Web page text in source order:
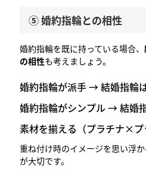
⑤ 婚約指輪との相性
婚約指輪を既に持っている場合、
の相性も考えましょう。
婚約指輪が派手 → 結婚指輪
婚約指輪がシンプル → 結婚
素材を揃える（プラチナ×
重ね付け時のイメージを思い浮
が大切です。